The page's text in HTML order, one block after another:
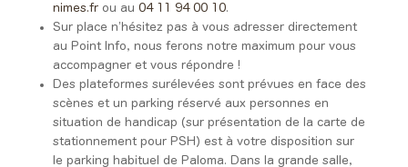
nimes.frou au 04 11 94 00 10.
Sur place n’hésitez pas à vous adresser directement
au Point Info, nous ferons notre maximum pour vous
accompagner et vous répondre !
Des plateformes surélevées sont prévues en face des
scènes et un parking réservé aux personnes en
situation de handicap (sur présentation de la carte de
stationnement pour PSH) est à votre disposition sur
le parking habituel de Paloma. Dans la grande salle,